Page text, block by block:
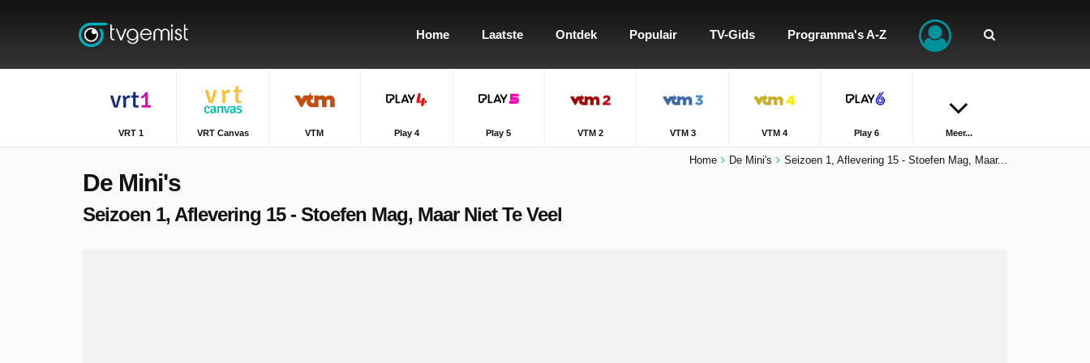
Home Laatste Ontdek Populair TV-Gids Programma's A-Z
VRT 1 VRT Canvas VTM Play 4 Play 5 VTM 2 VTM 3 VTM 4 Play 6 Meer...
Home De Mini's Seizoen 1, Aflevering 15 - Stoefen Mag, Maar...
De Mini's
Seizoen 1, Aflevering 15 - Stoefen Mag, Maar Niet Te Veel